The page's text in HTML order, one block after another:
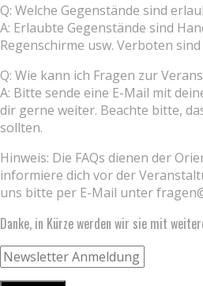
Q: Welche Gegenstände sind
A: Erlaubte Gegenstände sind
Regenschirme usw. Verboten
Q: Wie kann ich Fragen zur
A: Bitte sende eine E-Mail mit
dir gerne weiter. Beachte bitte,
sollten.
Hinweis: Die FAQs dienen der
informiere dich vor der
uns bitte per E-Mail unter
Danke, in Kürze werden wir sie mit